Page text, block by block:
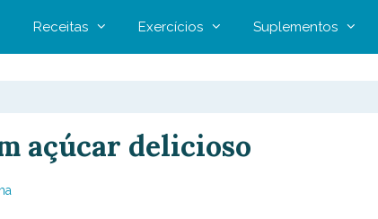
Receitas Exercícios Suplementos
açúcar delicioso